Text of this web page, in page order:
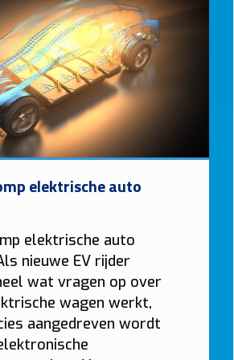
elektrische auto
elektrische auto
nieuwe EV rijder
wat vragen op over
wagen werkt,
aangedreven wordt